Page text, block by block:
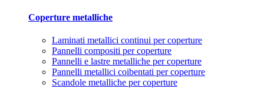
Coperture metalliche
Laminati metallici continui per coperture
Pannelli compositi per coperture
Pannelli e lastre metalliche per coperture
Pannelli metallici coibentati per coperture
Scandole metalliche per coperture